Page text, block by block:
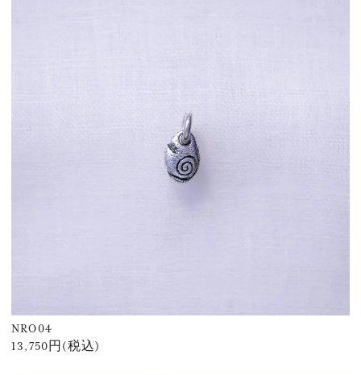
NRO04
13,750円(税込)